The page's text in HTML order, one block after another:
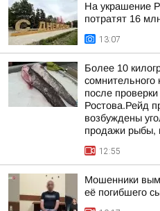
На украшение
потратят 16
13:07
Более 10
сомнительного
после
Ростова.Рейд
возбуждены
продажи рыбы,
12:55
Мошенники
её погибшего